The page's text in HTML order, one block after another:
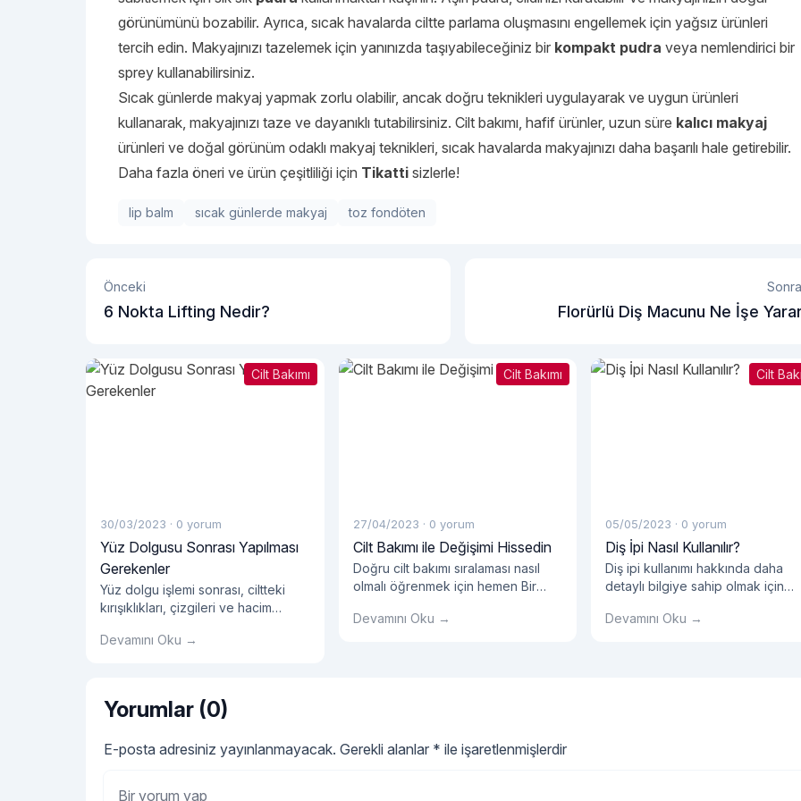
görünümünü bozabilir. Ayrıca, sıcak havalarda ciltte parlama oluşmasını engellemek için yağsız ürünleri
tercih edin. Makyajınızı tazelemek için yanınızda taşıyabileceğiniz bir kompakt pudra veya nemlendirici bir
sprey kullanabilirsiniz.
Sıcak günlerde makyaj yapmak zorlu olabilir, ancak doğru teknikleri uygulayarak ve uygun ürünleri
kullanarak, makyajınızı taze ve dayanıklı tutabilirsiniz. Cilt bakımı, hafif ürünler, uzun süre kalıcı makyaj
ürünleri ve doğal görünüm odaklı makyaj teknikleri, sıcak havalarda makyajınızı daha başarılı hale getirebilir.
Daha fazla öneri ve ürün çeşitliliği için Tikatti sizlerle!
lip balm sıcak günlerde makyaj toz fondöten
Önceki
6 Nokta Lifting Nedir? Florürlü Diş Macunu Ne İşe
Cilt Bakımı
30/03/2023 · 0 yorum
Yüz Dolgusu Sonrası Yapılması
Gerekenler
Yüz dolgu işlemi sonrası, ciltteki
kırışıklıkları, çizgileri ve hacim
işlemi tercih ediyor.
Devamını Oku →
Cilt Bakımı
27/04/2023 · 0 yorum
Cilt Bakımı ile Değişimi Hissedin
Doğru cilt bakımı sıralaması nasıl
olmalı öğrenmek için hemen Bir
tıklayın!
Devamını Oku →
Cilt
05/05/2023 · 0 yorum
Diş İpi Nasıl Kullanılır?
Diş ipi kullanımı hakkında daha
detaylı bilgiye sahip olmak için
sayfasına tıklayın!
Devamını Oku →
Yorumlar (0)
E-posta adresiniz yayınlanmayacak. Gerekli alanlar * ile işaretlenmişlerdir